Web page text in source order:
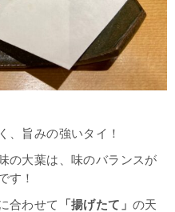
、旨みの強いタイ！
の大葉は、味のバランスが
す！
合わせて 「揚げたて」の天